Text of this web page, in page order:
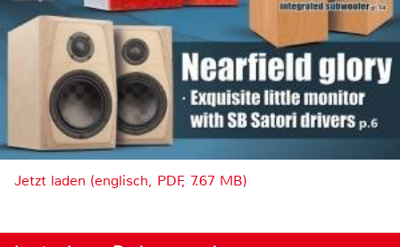
Jetzt laden (englisch, PDF, 7.67 MB)